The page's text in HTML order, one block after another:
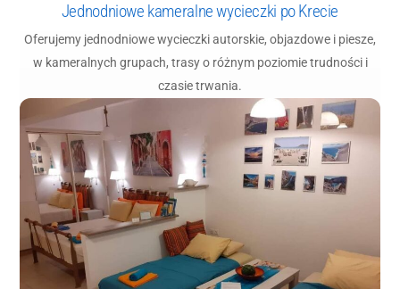
Jednodniowe kameralne wycieczki po Krecie
Oferujemy jednodniowe wycieczki autorskie, objazdowe i piesze,
w kameralnych grupach, trasy o różnym poziomie trudności i
czasie trwania.